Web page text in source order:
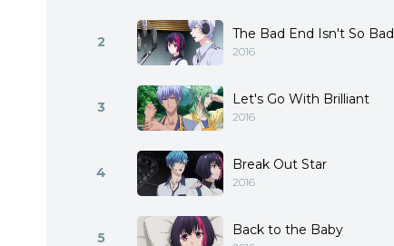
2 The Bad End Isn't So Bad
2016
3 Let's Go With Brilliant
2016
4 Break Out Star
2016
5 Back to the Baby